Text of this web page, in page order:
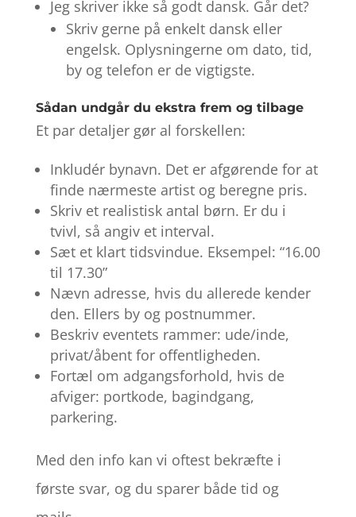
Jeg skriver ikke så godt dansk. Går det?
Skriv gerne på enkelt dansk eller
engelsk. Oplysningerne om dato, tid,
by og telefon er de vigtigste.
Sådan undgår du ekstra frem og tilbage
Et par detaljer gør al forskellen:
Inkludér bynavn. Det er afgørende for at
finde nærmeste artist og beregne pris.
Skriv et realistisk antal børn. Er du i
tvivl, så angiv et interval.
Sæt et klart tidsvindue. Eksempel: “16.00
til 17.30”
Nævn adresse, hvis du allerede kender
den. Ellers by og postnummer.
Beskriv eventets rammer: ude/inde,
privat/åbent for offentligheden.
Fortæl om adgangsforhold, hvis de
afviger: portkode, bagindgang,
parkering.
Med den info kan vi oftest bekræfte i
første svar, og du sparer både tid og